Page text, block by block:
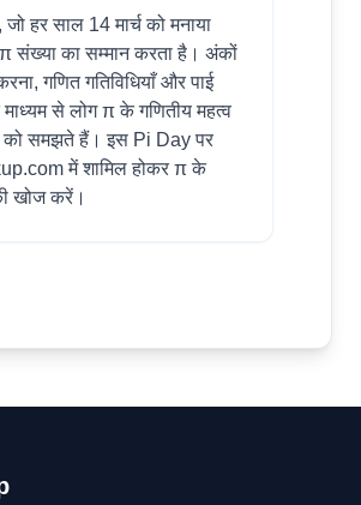
हर साल 14 मार्च को मनाया
संख्या का सम्मान करता है। अंकों
गणित गतिविधियाँ और पाई
से लोग π के गणितीय महत्व
को समझते हैं। इस Pi Day पर
में शामिल होकर π के
खोज करें।